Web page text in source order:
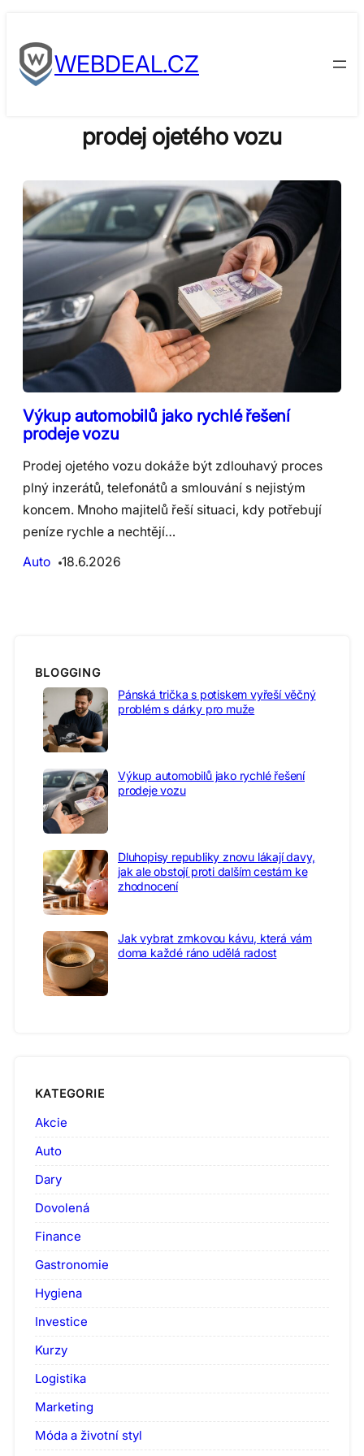
to
contentWEBDEAL.CZ
prodej ojetého vozu
Výkup automobilů jako rychlé řešení
prodeje vozu
Prodej ojetého vozu dokáže být zdlouhavý proces
plný inzerátů, telefonátů a smlouvání s nejistým
koncem. Mnoho majitelů řeší situaci, kdy potřebují
peníze rychle a nechtějí…
Auto
18.6.2026
BLOGGING
Pánská trička s potiskem vyřeší věčný
problém s dárky pro muže
Výkup automobilů jako rychlé řešení
prodeje vozu
Dluhopisy republiky znovu lákají davy,
jak ale obstojí proti dalším cestám ke
zhodnocení
Jak vybrat zrnkovou kávu, která vám
doma každé ráno udělá radost
KATEGORIE
Akcie
Auto
Dary
Dovolená
Finance
Gastronomie
Hygiena
Investice
Kurzy
Logistika
Marketing
Móda a životní styl